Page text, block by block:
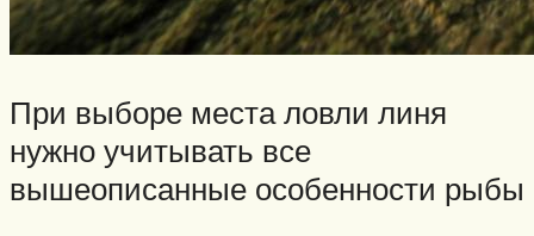
При выборе места ловли линя
нужно учитывать все
вышеописанные особенности рыбы